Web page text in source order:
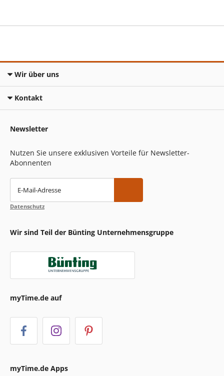
Wir über uns
Kontakt
Newsletter
Nutzen Sie unsere exklusiven Vorteile für Newsletter-
Abonnenten
E-Mail-Adresse
Datenschutz
Wir sind Teil der Bünting Unternehmensgruppe
myTime.de auf
myTime.de Apps